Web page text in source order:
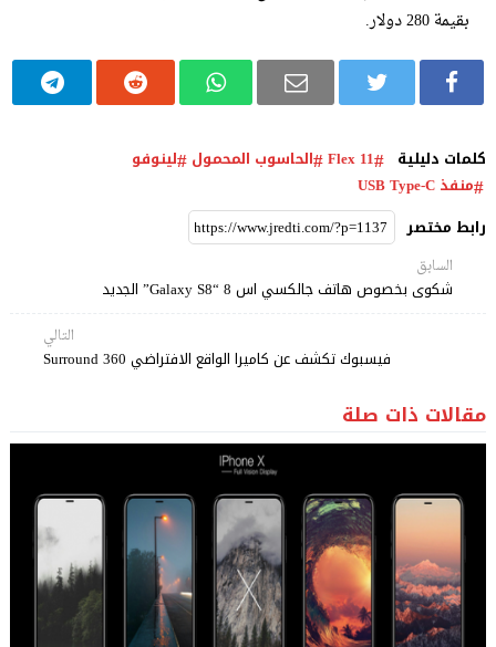
بقيمة 280 دولار.
كلمات دليلية Flex 11 الحاسوب المحمول لينوفو
منفذ USB Type-C
رابط مختصر
السابق
شكوى بخصوص هاتف جالكسي اس 8 “Galaxy S8” الجديد
التالي
فيسبوك تكشف عن كاميرا الواقع الافتراضي Surround 360
مقالات ذات صلة